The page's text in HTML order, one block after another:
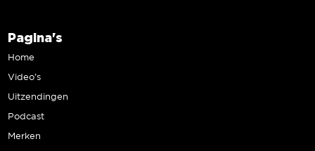
Pagina's
Home
Video’s
Uitzendingen
Podcast
Merken